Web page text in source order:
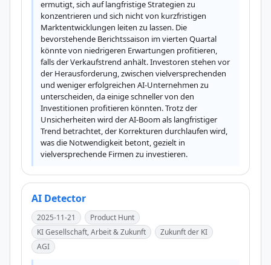
ermutigt, sich auf langfristige Strategien zu
konzentrieren und sich nicht von kurzfristigen
Marktentwicklungen leiten zu lassen. Die
bevorstehende Berichtssaison im vierten Quartal
könnte von niedrigeren Erwartungen profitieren,
falls der Verkaufstrend anhält. Investoren stehen vor
der Herausforderung, zwischen vielversprechenden
und weniger erfolgreichen AI-Unternehmen zu
unterscheiden, da einige schneller von den
Investitionen profitieren könnten. Trotz der
Unsicherheiten wird der AI-Boom als langfristiger
Trend betrachtet, der Korrekturen durchlaufen wird,
was die Notwendigkeit betont, gezielt in
vielversprechende Firmen zu investieren.
AI Detector
2025-11-21
Product Hunt
KI Gesellschaft, Arbeit & Zukunft
Zukunft der KI
AGI